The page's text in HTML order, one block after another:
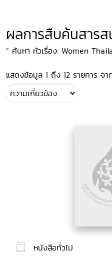
ผลการสืบค้นสาร
“ ค้นหา หัวเรื่อง: Women
แสดงข้อมูล 1 ถึง 12 รายการ จ
หนังสือทั่วไป